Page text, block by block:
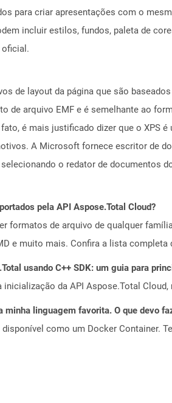
​​para criar apresentações com o
incluir estilos, fundos, paleta de
oficial.
de layout da página que são
de arquivo EMF e é semelhante ao
é mais justificado dizer que o XPS
A Microsoft fornece escritor de
o redator de documentos
pela API Aspose.Total Cloud?
formatos de arquivo de qualquer
e muito mais. Confira a lista completa
usando C++ SDK: um guia para
inicialização da API Aspose.Total
minha linguagem favorita. O que devo
como um Docker Container.